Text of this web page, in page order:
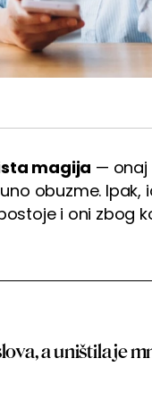
magija — onaj
obuzme. Ipak,
i oni zbog
a uništila je